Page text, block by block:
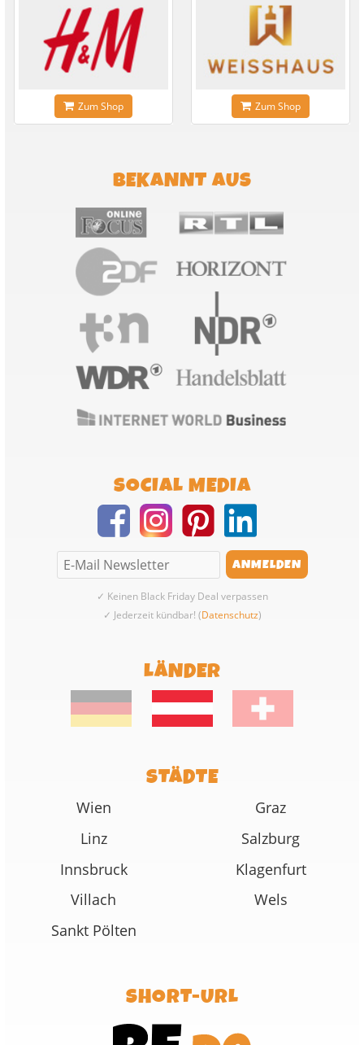
Zum Shop Zum Shop
BEKANNT AUS
SOCIAL MEDIA
✓ Keinen Black Friday Deal verpassen
✓ Jederzeit kündbar! (Datenschutz)
LÄNDER
STÄDTE
Wien
Graz
Linz
Salzburg
Innsbruck
Klagenfurt
Villach
Wels
Sankt Pölten
SHORT-URL